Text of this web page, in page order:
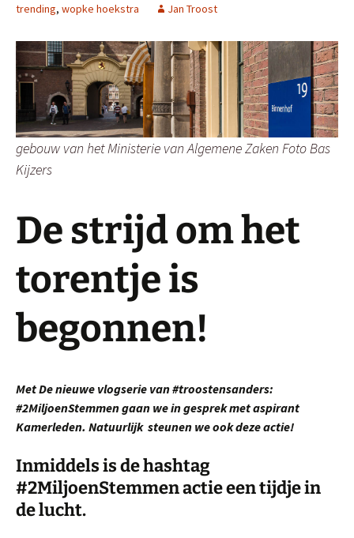
trending, wopke hoekstra Jan Troost
gebouw van het Ministerie van Algemene Zaken Foto Bas
Kijzers
De strijd om het
torentje is
begonnen!
Met De nieuwe vlogserie van #troostensanders:
#2MiljoenStemmen gaan we in gesprek met aspirant
Kamerleden. Natuurlijk steunen we ook deze actie!
Inmiddels is de hashtag
#2MiljoenStemmen actie een tijdje in
de lucht.